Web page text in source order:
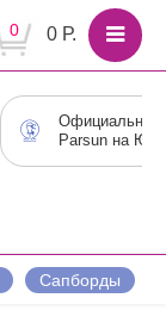
0 Р.
0
Официальный
Parsun на
Сапборды